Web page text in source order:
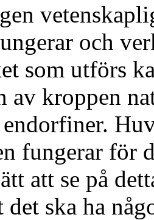
och
som utförs
av kroppen
fungerar för
att se på
det ska ha